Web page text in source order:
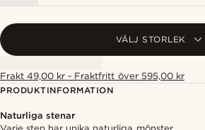
VÄLJ STORLEK
Frakt 49,00 kr - Fraktfritt över 595,00 kr
PRODUKTINFORMATION
Naturliga stenar